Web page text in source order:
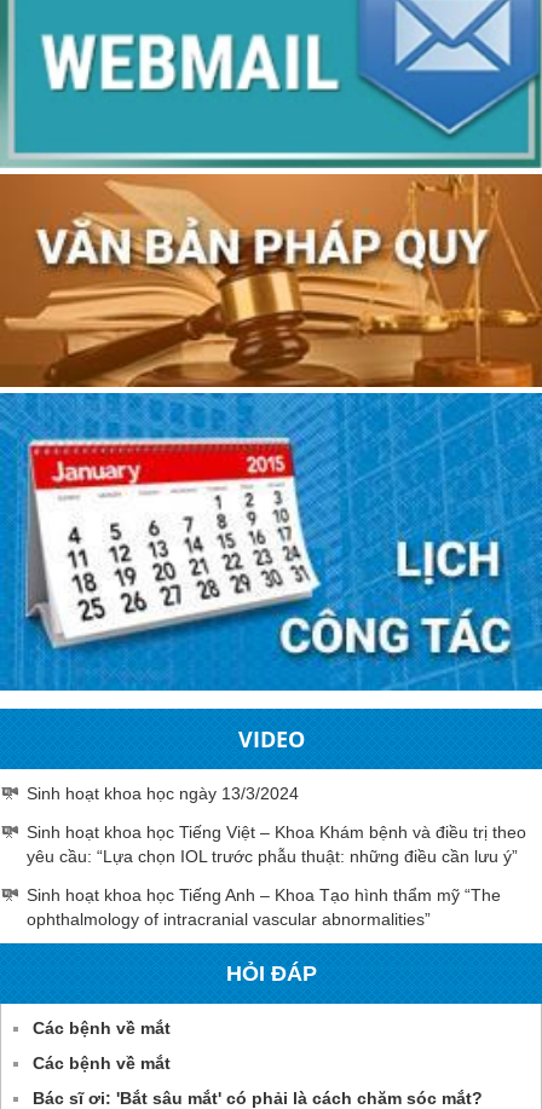
VIDEO
Sinh hoạt khoa học ngày 13/3/2024
Sinh hoạt khoa học Tiếng Việt – Khoa Khám bệnh và điều trị theo
yêu cầu: “Lựa chọn IOL trước phẫu thuật: những điều cần lưu ý”
Sinh hoạt khoa học Tiếng Anh – Khoa Tạo hình thẩm mỹ “The
ophthalmology of intracranial vascular abnormalities”
HỎI ĐÁP
Các bệnh về mắt
Các bệnh về mắt
Bác sĩ ơi: 'Bắt sâu mắt' có phải là cách chăm sóc mắt?